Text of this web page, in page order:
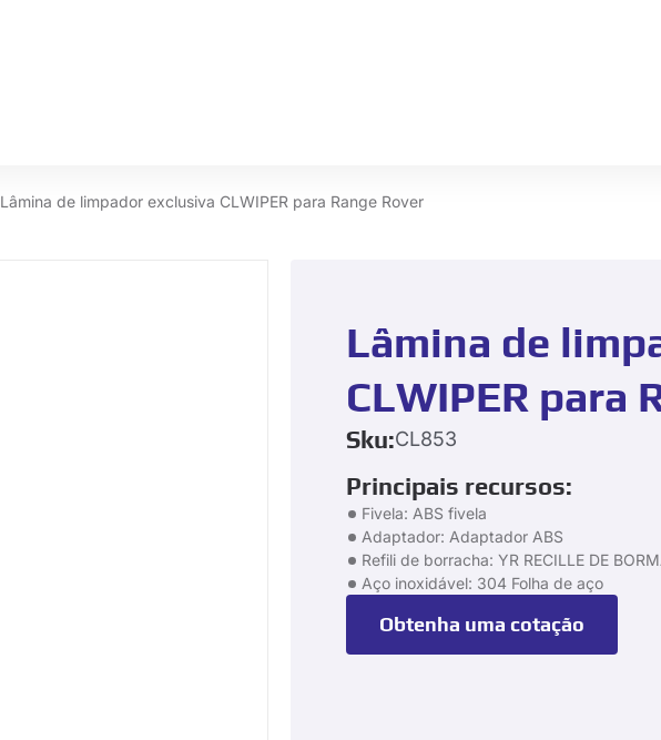
Lâmina de limpador exclusiva CLWIPER para Range Rover
Lâmina de
CLWIPER para
Sku:CL853
Principais recursos:
Fivela: ABS fivela
Adaptador: Adaptador ABS
Refili de borracha: YR RECILLE DE
Aço inoxidável: 304 Folha de aço
Obtenha uma cotação